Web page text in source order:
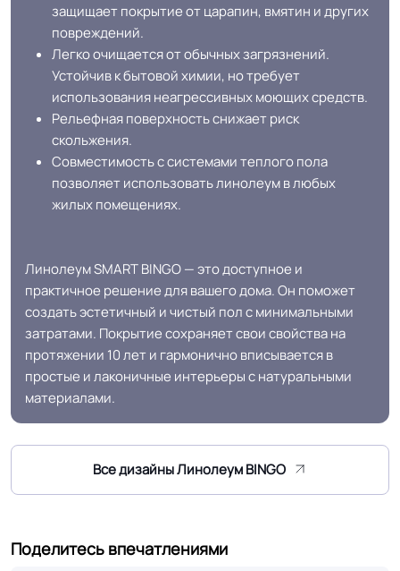
защищает покрытие от царапин, вмятин и других
повреждений.
Легко очищается от обычных загрязнений.
Устойчив к бытовой химии, но требует
использования неагрессивных моющих средств.
Рельефная поверхность снижает риск
скольжения.
Совместимость с системами теплого пола
позволяет использовать линолеум в любых
жилых помещениях.
Линолеум SMART BINGO — это доступное и
практичное решение для вашего дома. Он поможет
создать эстетичный и чистый пол с минимальными
затратами. Покрытие сохраняет свои свойства на
протяжении 10 лет и гармонично вписывается в
простые и лаконичные интерьеры с натуральными
материалами.
Все дизайны Линолеум BINGO
Поделитесь впечатлениями